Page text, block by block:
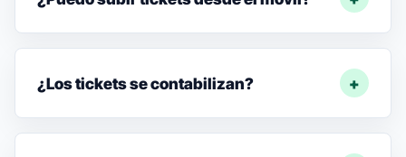
¿Los tickets se contabilizan?